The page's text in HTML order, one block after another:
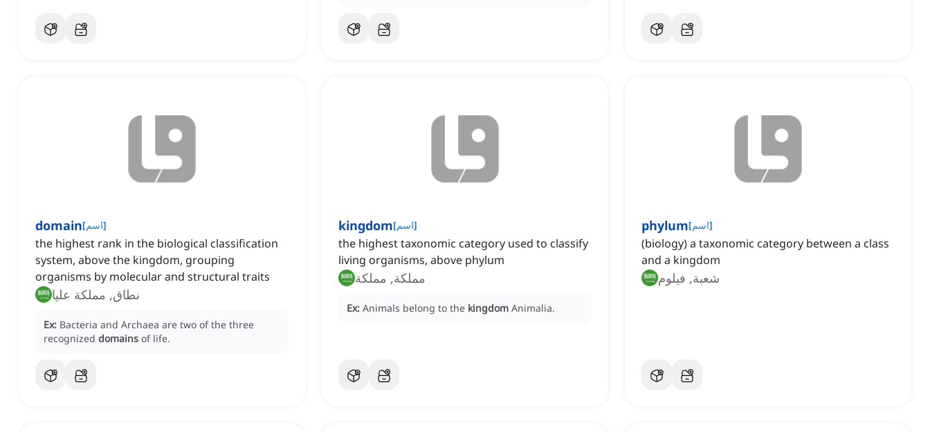
domain[اسم]
the highest rank in the biological classification
system, above the kingdom, grouping
organisms by molecular and structural traits
نطاق, مملكة عليا
Ex: Bacteria and Archaea are two of the three
recognized domains of life.
kingdom[اسم]
the highest taxonomic category used to classify
living organisms, above phylum
مملكة, مملكة
Ex: Animals belong to the kingdom Animalia.
phylum[اسم]
(biology) a taxonomic category between a class
and a kingdom
شعبة, فيلوم